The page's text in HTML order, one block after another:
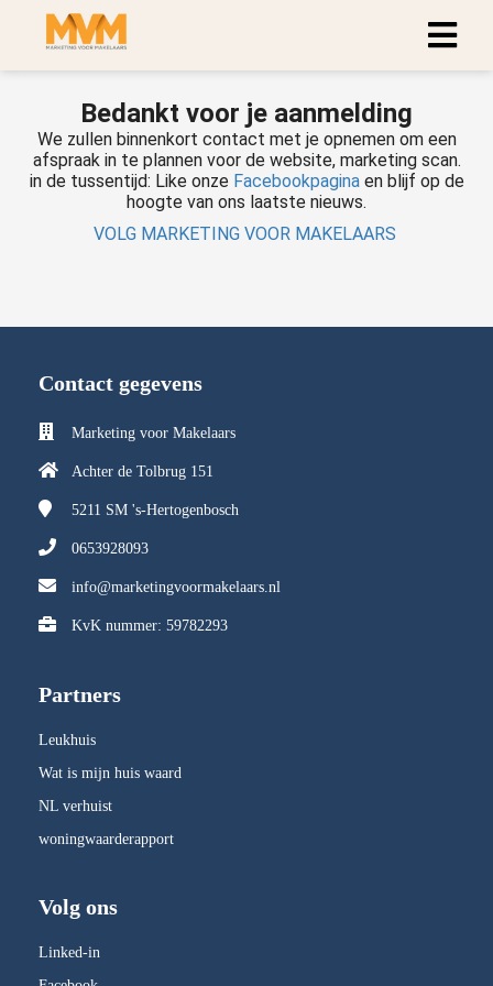
Bedankt voor je aanmelding
We zullen binnenkort contact met je opnemen om een
afspraak in te plannen voor de website, marketing scan.
in de tussentijd: Like onze Facebookpaginaen blijf op de
hoogte van ons laatste nieuws.
VOLG MARKETING VOOR MAKELAARS
Contact gegevens
Marketing voor Makelaars
Achter de Tolbrug 151
5211 SM 's-Hertogenbosch
0653928093
info@marketingvoormakelaars.nl
KvK nummer: 59782293
Partners
Leukhuis
Wat is mijn huis waard
NL verhuist
woningwaarderapport
Volg ons
Linked-in